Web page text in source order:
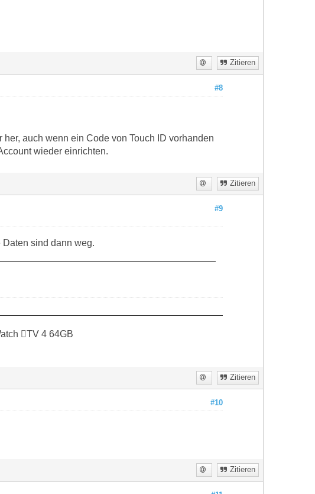
Zitieren
#8
auch wenn ein Code von Touch ID vorhanden
wieder einrichten.
Zitieren
#9
sind dann weg.
TV 4 64GB
Zitieren
#10
Zitieren